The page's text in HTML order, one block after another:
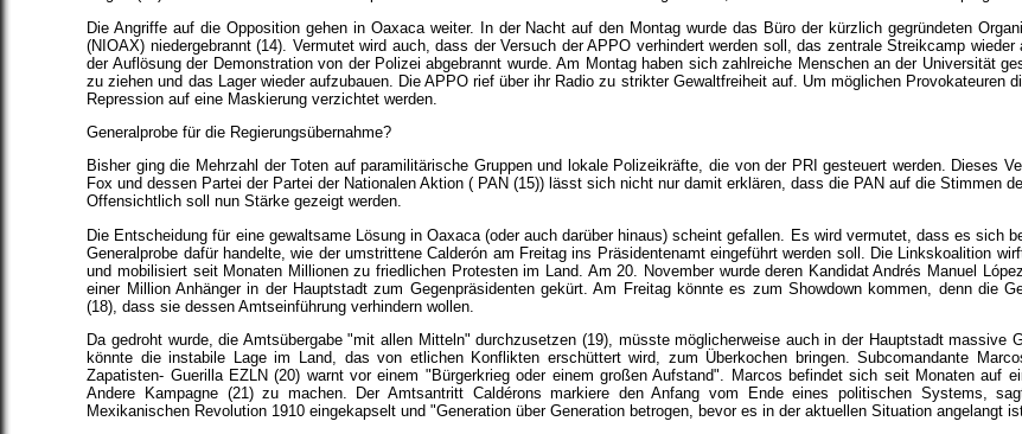
Die Angriffe auf die Opposition gehen in Oaxaca weiter. In der Nacht auf den Montag wurde das Büro der kürzlich gegründeten
(NIOAX) niedergebrannt (14). Vermutet wird auch, dass der Versuch der APPO verhindert werden soll, das zentrale Streikcamp
der Auflösung der Demonstration von der Polizei abgebrannt wurde. Am Montag haben sich zahlreiche Menschen an der Universität
zu ziehen und das Lager wieder aufzubauen. Die APPO rief über ihr Radio zu strikter Gewaltfreiheit auf. Um möglichen Provokateuren
Repression auf eine Maskierung verzichtet werden.
Generalprobe für die Regierungsübernahme?
Bisher ging die Mehrzahl der Toten auf paramilitärische Gruppen und lokale Polizeikräfte, die von der PRI gesteuert werden. Dieses
Fox und dessen Partei der Partei der Nationalen Aktion ( PAN (15)) lässt sich nicht nur damit erklären, dass die PAN auf die Stimmen
Offensichtlich soll nun Stärke gezeigt werden.
Die Entscheidung für eine gewaltsame Lösung in Oaxaca (oder auch darüber hinaus) scheint gefallen. Es wird vermutet, dass es sich
Generalprobe dafür handelte, wie der umstrittene Calderón am Freitag ins Präsidentenamt eingeführt werden soll. Die Linkskoalition
und mobilisiert seit Monaten Millionen zu friedlichen Protesten im Land. Am 20. November wurde deren Kandidat Andrés Manuel
einer Million Anhänger in der Hauptstadt zum Gegenpräsidenten gekürt. Am Freitag könnte es zum Showdown kommen, denn die
(18), dass sie dessen Amtseinführung verhindern wollen.
Da gedroht wurde, die Amtsübergabe "mit allen Mitteln" durchzusetzen (19), müsste möglicherweise auch in der Hauptstadt massive
könnte die instabile Lage im Land, das von etlichen Konflikten erschüttert wird, zum Überkochen bringen. Subcomandante
Zapatisten- Guerilla EZLN (20) warnt vor einem "Bürgerkrieg oder einem großen Aufstand". Marcos befindet sich seit Monaten auf
Andere Kampagne (21) zu machen. Der Amtsantritt Caldérons markiere den Anfang vom Ende eines politischen Systems,
Mexikanischen Revolution 1910 eingekapselt und "Generation über Generation betrogen, bevor es in der aktuellen Situation angelangt